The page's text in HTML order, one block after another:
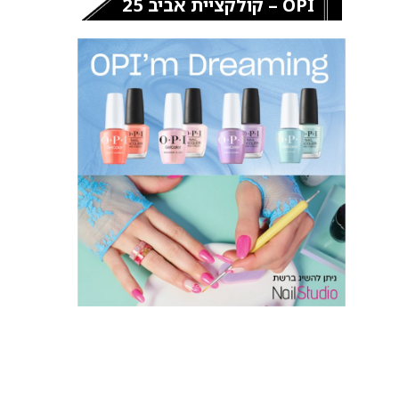
OPI – קולקציית אביב 25